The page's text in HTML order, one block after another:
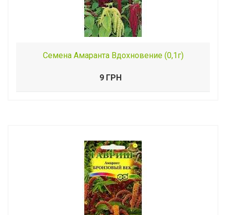
Семена Амаранта Вдохновение (0,1г)
9 ГРН